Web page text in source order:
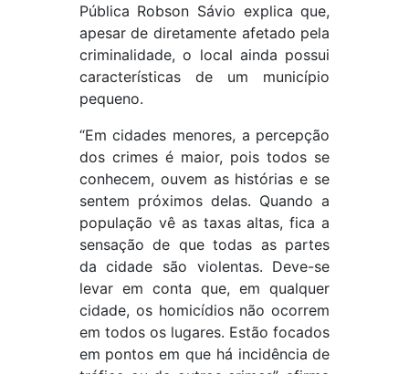
Pública Robson Sávio explica que,
apesar de diretamente afetado pela
criminalidade, o local ainda possui
características de um município
pequeno.
“Em cidades menores, a percepção
dos crimes é maior, pois todos se
conhecem, ouvem as histórias e se
sentem próximos delas. Quando a
população vê as taxas altas, fica a
sensação de que todas as partes
da cidade são violentas. Deve-se
levar em conta que, em qualquer
cidade, os homicídios não ocorrem
em todos os lugares. Estão focados
em pontos em que há incidência de